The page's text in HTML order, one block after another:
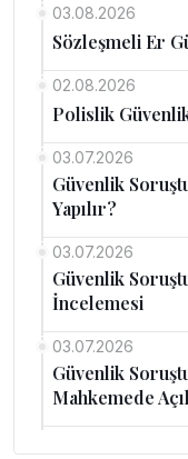
03.08.2026
Sözleşmeli Er
02.08.2026
Polislik
03.07.2026
Güvenlik
Yapılır?
03.07.2026
Güvenlik
İncelemesi
03.07.2026
Güvenlik
Mahkemede